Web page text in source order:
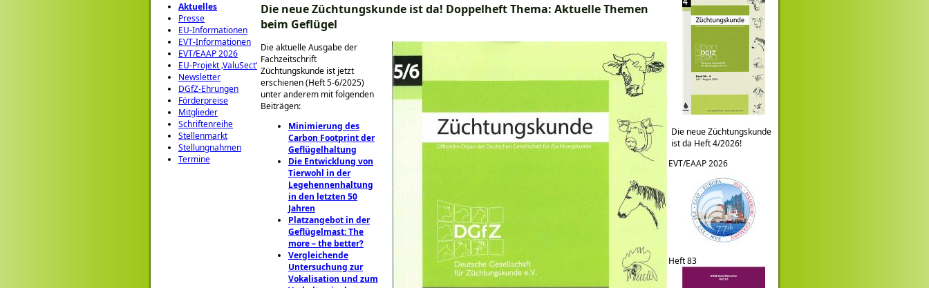
Aktuelles
Presse
EU-Informationen
EVT-Informationen
EVT/EAAP 2026
EU-Projekt ‚ValuSect‘
Newsletter
DGfZ-Ehrungen
Förderpreise
Mitglieder
Schriftenreihe
Stellenmarkt
Stellungnahmen
Termine
Die neue Züchtungskunde ist da! Doppelheft Thema: Aktuelle Themen
beim Geflügel
Die aktuelle Ausgabe der
Fachzeitschrift
Züchtungskunde ist jetzt
erschienen (Heft 5-6/2025)
unter anderem mit folgenden
Beiträgen:
Minimierung des
Carbon Footprint der
Geflügelhaltung
Die Entwicklung von
Tierwohl in der
Legehennenhaltung
in den letzten 50
Jahren
Platzangebot in der
Geflügelmast: The
more – the better?
Vergleichende
Untersuchung zur
Vokalisation und zum
Die neue Züchtungskunde
ist da Heft 4/2026!
EVT/EAAP 2026
Heft 83